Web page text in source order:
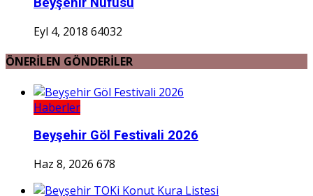
Eyl 4, 2018 64032
ÖNERİLEN GÖNDERİLER
Haberler
Beyşehir Göl Festivali 2026
Haz 8, 2026 678